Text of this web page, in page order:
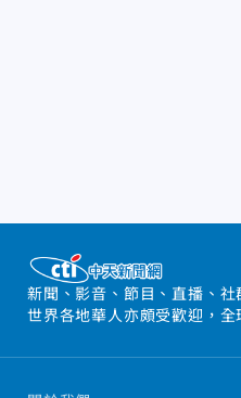
新聞、影音、節目、直播、
世界各地華人亦頗受歡迎，全